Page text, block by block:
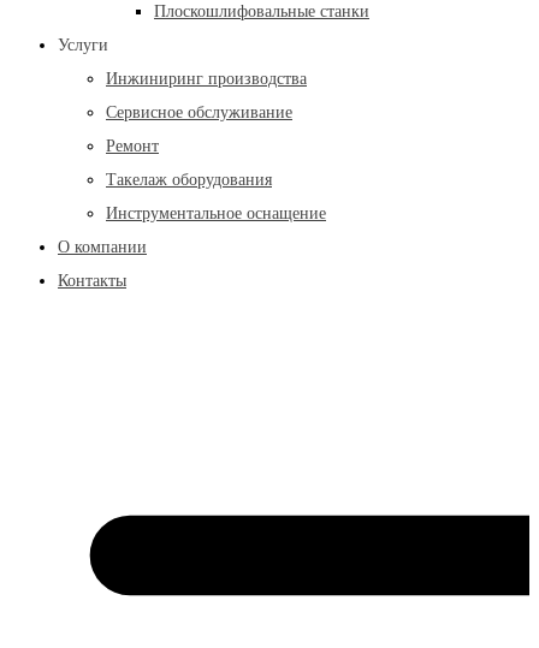
Плоскошлифовальные станки
Услуги
Инжиниринг производства
Сервисное обслуживание
Ремонт
Такелаж оборудования
Инструментальное оснащение
О компании
Контакты